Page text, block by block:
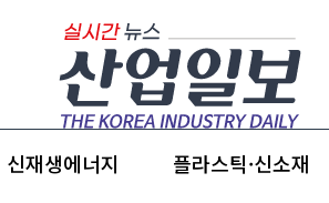
신재생에너지 플라스틱·신소재